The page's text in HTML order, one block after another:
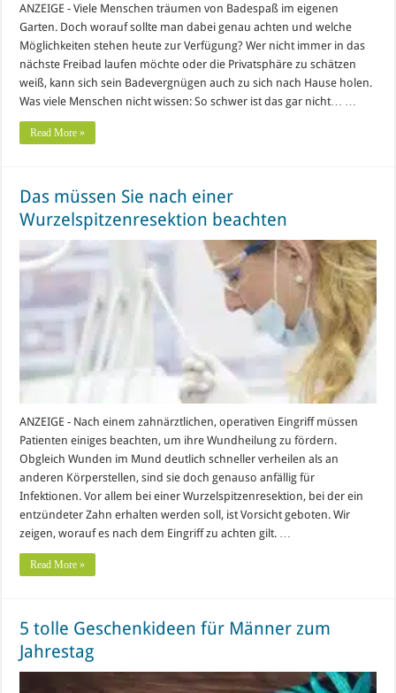
ANZEIGE - Viele Menschen träumen von Badespaß im eigenen
Garten. Doch worauf sollte man dabei genau achten und welche
Möglichkeiten stehen heute zur Verfügung? Wer nicht immer in das
nächste Freibad laufen möchte oder die Privatsphäre zu schätzen
weiß, kann sich sein Badevergnügen auch zu sich nach Hause holen.
Was viele Menschen nicht wissen: So schwer ist das gar nicht… …
Read More »
Das müssen Sie nach einer
Wurzelspitzenresektion beachten
ANZEIGE - Nach einem zahnärztlichen, operativen Eingriff müssen
Patienten einiges beachten, um ihre Wundheilung zu fördern.
Obgleich Wunden im Mund deutlich schneller verheilen als an
anderen Körperstellen, sind sie doch genauso anfällig für
Infektionen. Vor allem bei einer Wurzelspitzenresektion, bei der ein
entzündeter Zahn erhalten werden soll, ist Vorsicht geboten. Wir
zeigen, worauf es nach dem Eingriff zu achten gilt. …
Read More »
5 tolle Geschenkideen für Männer zum
Jahrestag